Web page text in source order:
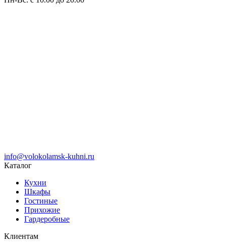
info@volokolamsk-kuhni.ru
Каталог
Кухни
Шкафы
Гостиные
Прихожие
Гардеробные
Клиентам